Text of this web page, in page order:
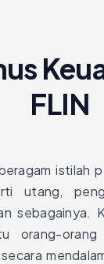
FLIN
istilah
utang,
sebagainya.
orang-orang